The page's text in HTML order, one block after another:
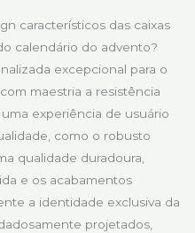
característicos das caixas
calendário do advento?
excepcional para o
maestria a resistência
experiência de usuário
como o robusto
qualidade duradoura,
e os acabamentos
a identidade exclusiva da
projetados,